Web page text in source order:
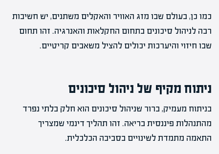
כמו כן, בעולם שבו מזג האוויר והאקלים משתנים, יש חשיבות
רבה לניהול סיכונים בתחום החקלאות והאנרגיה. זהו תחום
שבו חיזוי והיערכות יכולים להציל משאבים קריטיים.
ניתוח מקיף של ניהול סיכונים
בניתוח מעמיק, ברור שניהול סיכונים הוא חלק בלתי נפרד
מהתנהלות פיננסית בריאה. זהו תהליך דינמי שמצריך
התאמה מתמדת לשינויים בסביבה הכלכלית.